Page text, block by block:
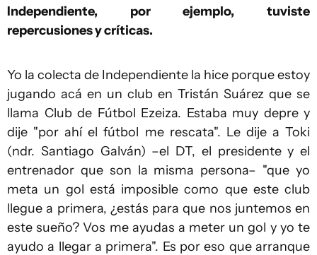
Independiente, por ejemplo, tuviste
repercusiones y críticas.
Yo la colecta de Independiente la hice porque estoy
jugando acá en un club en Tristán Suárez que se
llama Club de Fútbol Ezeiza. Estaba muy depre y
dije "por ahí el fútbol me rescata". Le dije a Toki
(ndr. Santiago Galván) –el DT, el presidente y el
entrenador que son la misma persona– "que yo
meta un gol está imposible como que este club
llegue a primera, ¿estás para que nos juntemos en
este sueño? Vos me ayudas a meter un gol y yo te
ayudo a llegar a primera". Es por eso que arranque